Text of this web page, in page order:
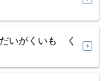
いがくいも く